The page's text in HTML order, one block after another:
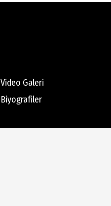
Video Galeri
Biyografiler